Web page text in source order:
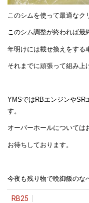
このシムを使って最適なク
このシム調整が終われば最
年明けには載せ換えをする
それまでに頑張って組み上
YMSではRBエンジンやSR
す。
オーバーホールについては
お待ちしております。
今夜も残り物で晩御飯のな
RB25